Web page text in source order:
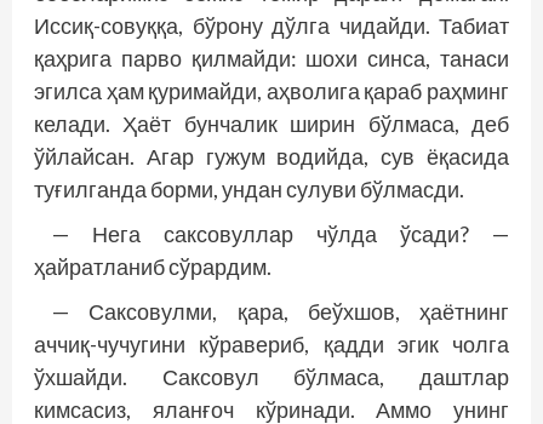
Иссиқ-совуққа, бўрону дўлга чидайди. Табиат
қаҳрига парво қилмайди: шохи синса, танаси
эгилса ҳам қуримайди, аҳволига қараб раҳминг
келади. Ҳаёт бунчалик ширин бўлмаса, деб
ўйлайсан. Агар гужум водийда, сув ёқасида
туғилганда борми, ундан сулуви бўлмасди.
— Нега саксовуллар чўлда ўсади? —
ҳайратланиб сўрардим.
— Саксовулми, қара, беўхшов, ҳаётнинг
аччиқ-чучугини кўравериб, қадди эгик чолга
ўхшайди. Саксовул бўлмаса, даштлар
кимсасиз, яланғоч кўринади. Аммо унинг